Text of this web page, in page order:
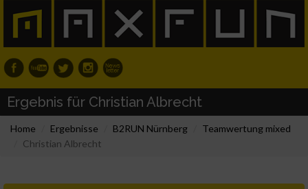
Ergebnis für Christian Albrecht
Home Ergebnisse B2RUN Nürnberg
Teamwertung mixed
Christian Albrecht